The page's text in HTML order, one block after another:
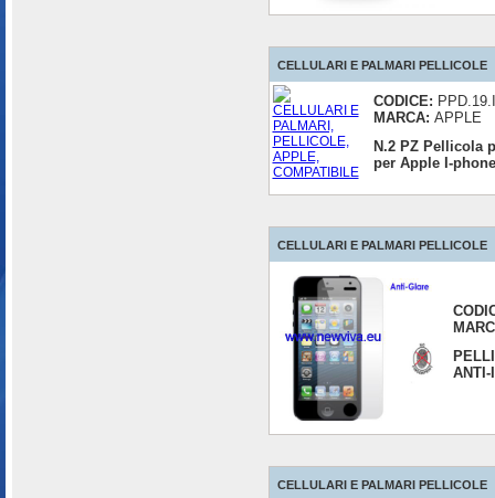
CELLULARI E PALMARI PELLICOLE
CODICE:
MARCA: APPLE
N.2 PZ Pellicola
per Apple I-
CELLULARI E PALMARI PELLICOLE
ANTI-
CELLULARI E PALMARI PELLICOLE